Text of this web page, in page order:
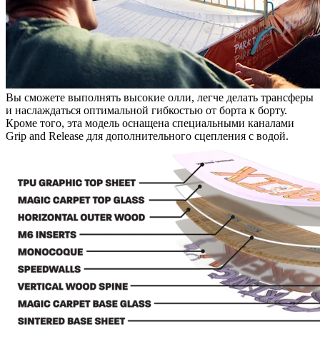
Вы сможете выполнять высокие олли, легче делать трансферы
и наслаждаться оптимальной гибкостью от борта к борту.
Кроме того, эта модель оснащена специальными каналами
Grip and Release для дополнительного сцепления с водой.